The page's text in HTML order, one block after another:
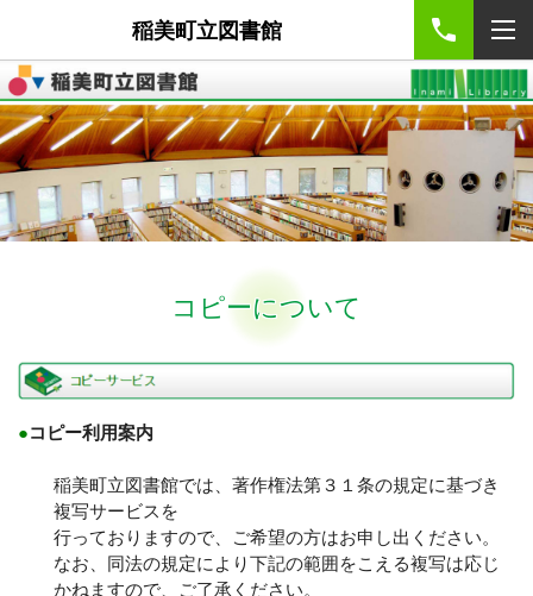
稲美町立図書館
コピーについて
●コピー利用案内
稲美町立図書館では、著作権法第３１条の規定に基づき
複写サービスを
行っておりますので、ご希望の方はお申し出ください。
なお、同法の規定により下記の範囲をこえる複写は応じ
かねますので、ご了承ください。